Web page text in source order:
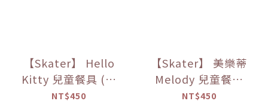
【Skater】 Hello
Kitty 兒童餐具 (湯
匙＆叉子)
NT$450
【Skater】 美樂蒂
Melody 兒童餐具
(湯匙＆叉子)
NT$450